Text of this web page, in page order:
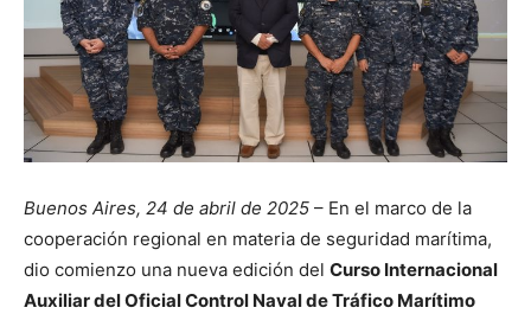
Buenos Aires, 24 de abril de 2025 – En el marco de la
cooperación regional en materia de seguridad marítima,
dio comienzo una nueva edición del Curso Internacional
Auxiliar del Oficial Control Naval de Tráfico Marítimo